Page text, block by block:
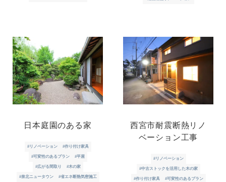
日本庭園のある家
#リノベーション #作り付け家具
#可変性のあるプラン #平屋
#広がる間取り #木の家
#泉北ニュータウン #省エネ断熱気密施工
西宮市耐震断熱リノ
ベーション工事
#リノベーション
#中古ストックを活用した木の家
#作り付け家具 #可変性のあるプラン